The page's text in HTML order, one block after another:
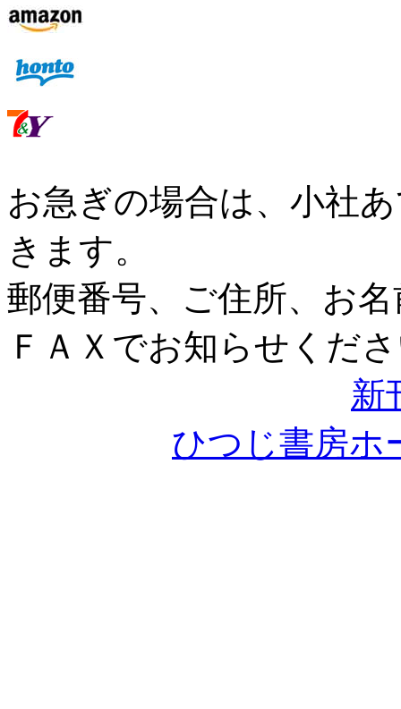
お急ぎの場合は、小社
きます。
郵便番号、ご住所、お
ＦＡＸでお知らせくだ
新
ひつじ書房ホ